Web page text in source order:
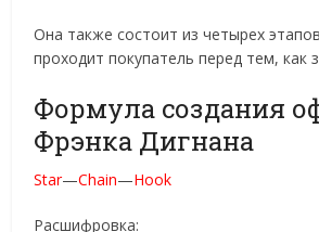
Она также состоит из четырех
проходит покупатель перед тем, как
Формула создания
Фрэнка Дигнана
Star—Chain—Hook
Расшифровка: